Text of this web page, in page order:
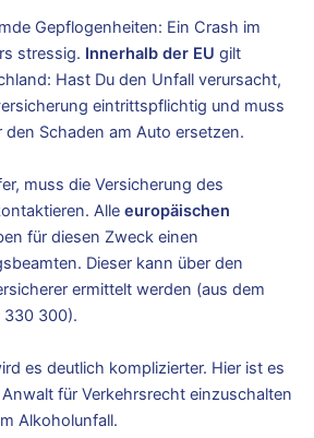
Gepflogenheiten: Ein Crash im
stressig. Innerhalb der EU gilt
Hast Du den Unfall verursacht,
eintrittspflichtig und muss
den Schaden am Auto ersetzen.
muss die Versicherung des
Alle europäischen
für diesen Zweck einen
Dieser kann über den
ermittelt werden (aus dem
300).
es deutlich komplizierter. Hier ist es
für Verkehrsrecht einzuschalten
Alkoholunfall.